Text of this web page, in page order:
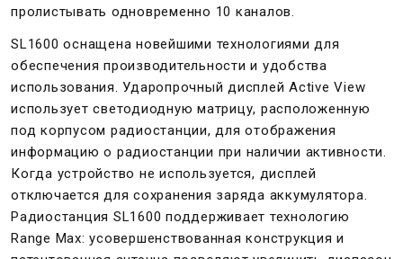
пролистывать одновременно 10 каналов.
SL1600 оснащена новейшими технологиями для
обеспечения производительности и удобства
использования. Ударопрочный дисплей Active View
использует светодиодную матрицу, расположенную
под корпусом радиостанции, для отображения
информацию о радиостанции при наличии активности.
Когда устройство не используется, дисплей
отключается для сохранения заряда аккумулятора.
Радиостанция SL1600 поддерживает технологию
Range Max: усовершенствованная конструкция и